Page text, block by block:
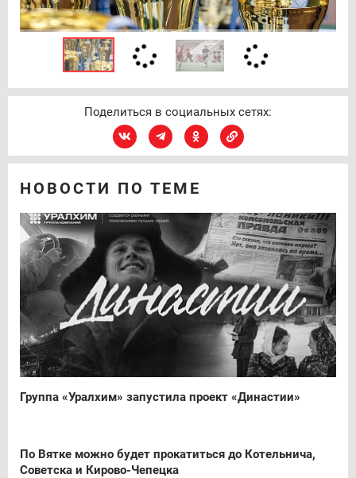
Поделиться в социальных сетях:
НОВОСТИ ПО ТЕМЕ
Группа «Уралхим» запустила проект «Династии»
По Вятке можно будет прокатиться до Котельнича,
Советска и Кирово-Чепецка